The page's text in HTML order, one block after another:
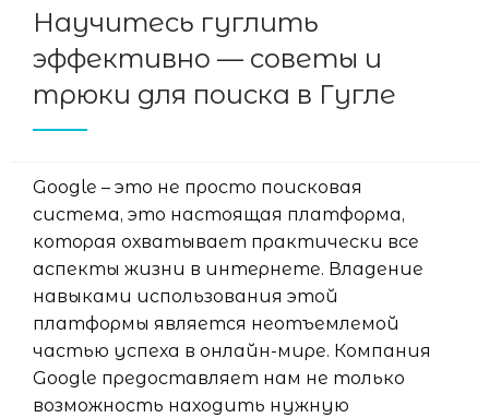
Научитесь гуглить
эффективно — советы и
трюки для поиска в Гугле
Google – это не просто поисковая
система, это настоящая платформа,
которая охватывает практически все
аспекты жизни в интернете. Владение
навыками использования этой
платформы является неотъемлемой
частью успеха в онлайн-мире. Компания
Google предоставляет нам не только
возможность находить нужную